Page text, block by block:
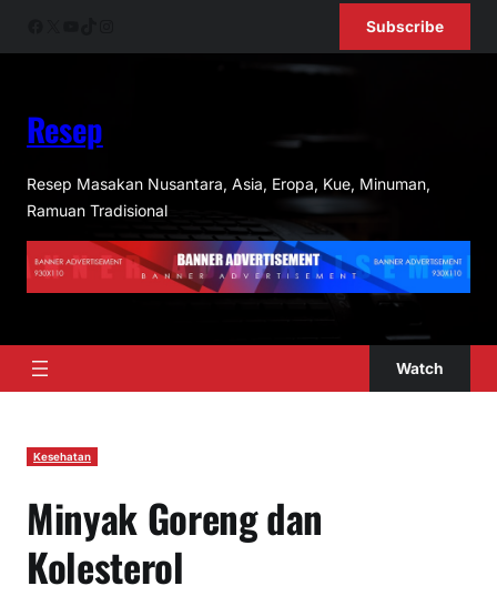
Subscribe
Resep
Resep Masakan Nusantara, Asia, Eropa, Kue, Minuman,
Ramuan Tradisional
Watch
Kesehatan
Minyak Goreng dan
Kolesterol